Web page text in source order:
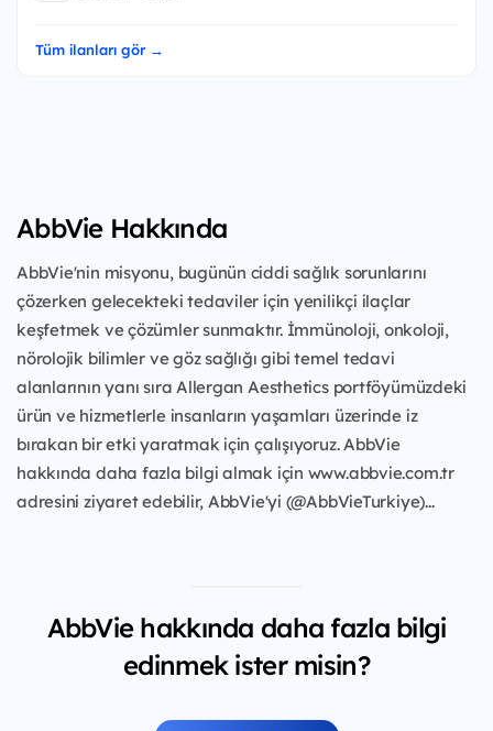
Tüm ilanları gör →
AbbVie Hakkında
AbbVie'nin misyonu, bugünün ciddi sağlık sorunlarını
çözerken gelecekteki tedaviler için yenilikçi ilaçlar
keşfetmek ve çözümler sunmaktır. İmmünoloji, onkoloji,
nörolojik bilimler ve göz sağlığı gibi temel tedavi
alanlarının yanı sıra Allergan Aesthetics portföyümüzdeki
ürün ve hizmetlerle insanların yaşamları üzerinde iz
bırakan bir etki yaratmak için çalışıyoruz. AbbVie
hakkında daha fazla bilgi almak için www.abbvie.com.tr
adresini ziyaret edebilir, AbbVie'yi (@AbbVieTurkiye)...
AbbVie hakkında daha fazla bilgi
edinmek ister misin?